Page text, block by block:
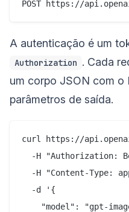
A autenticação é um
Authorization . Cada
um corpo JSON com
parâmetros de saída.
curl https://
-H "Authorization:
-H "Content-Type:
  -d '{
"model": "gpt-